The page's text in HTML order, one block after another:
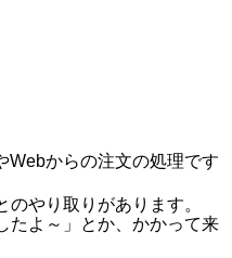
Webからの注文の処理です
やり取りがあります。
たよ～」とか、かかって来